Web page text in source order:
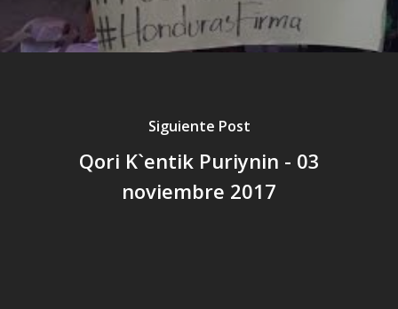
Siguiente Post
Qori K`entik Puriynin - 03
noviembre 2017